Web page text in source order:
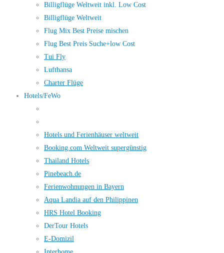
Billigflüge Weltweit inkl. Low Cost
Billigflüge Weltweit
Flug Mix Best Preise mischen
Flug Best Preis Suche+low Cost
Tui Fly
Lufthansa
Charter Flüge
Hotels/FeWo
Hotels und Ferienhäuser weltweit
Booking.com Weltweit supergünstig
Thailand Hotels
Pinebeach.de
Ferienwohnungen in Bayern
Aqua Landia auf den Philippinen
HRS Hotel Booking
DerTour Hotels
E-Domizil